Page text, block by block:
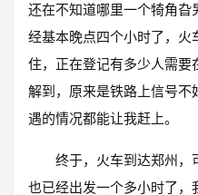
还在不知道哪里一个犄角
经基本晚点四个小时了，火
住，正在登记有多少人需要
解到，原来是铁路上信号
遇的情况都能让我赶上。
终于，火车到达郑州，
也已经出发一个多小时了